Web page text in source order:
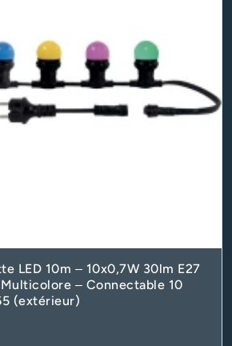
LED 10m – 10x0,7W 30lm E27
– Connectable 10
(extérieur)